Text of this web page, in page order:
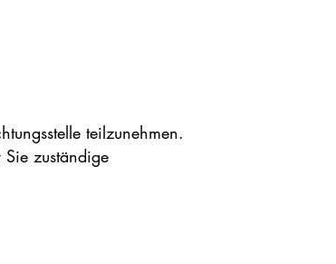
teilzunehmen.
zuständige